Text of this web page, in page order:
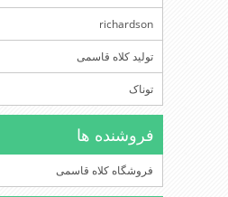
richardson
تولید کلاه قاسمی
توناک
فروشنده ها
فروشگاه کلاه قاسمی